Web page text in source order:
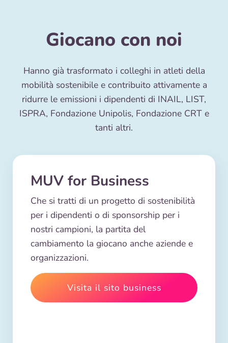
Giocano con noi
Hanno già trasformato i colleghi in atleti della
mobilità sostenibile e contribuito attivamente a
ridurre le emissioni i dipendenti di INAIL, LIST,
ISPRA, Fondazione Unipolis, Fondazione CRT e
tanti altri.
MUV for Business
Che si tratti di un progetto di sostenibilità
per i dipendenti o di sponsorship per i
nostri campioni, la partita del
cambiamento la giocano anche aziende e
organizzazioni.
Visita il sito business